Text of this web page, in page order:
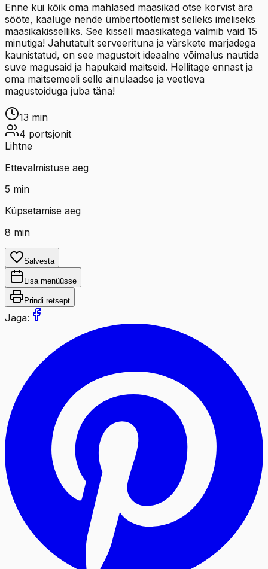
Enne kui kõik oma mahlased maasikad otse korvist ära
sööte, kaaluge nende ümbertöötlemist selleks imeliseks
maasikakisselliks. See kissell maasikatega valmib vaid 15
minutiga! Jahutatult serveerituna ja värskete marjadega
kaunistatud, on see magustoit ideaalne võimalus nautida
suve magusaid ja hapukaid maitseid. Hellitage ennast ja
oma maitsemeeli selle ainulaadse ja veetleva
magustoiduga juba täna!
13 min
4 portsjonit
Lihtne
Ettevalmistuse aeg
5 min
Küpsetamise aeg
8 min
Salvesta
Lisa menüüsse
Prindi retsept
Jaga: